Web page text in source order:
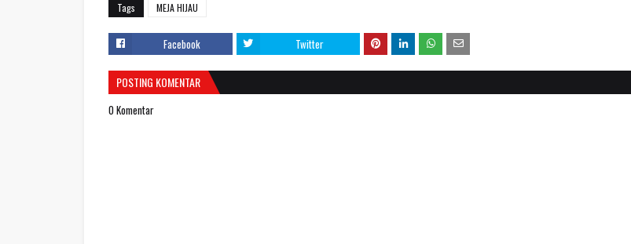
Tags MEJA HIJAU
Facebook Twitter
POSTING KOMENTAR
0 Komentar